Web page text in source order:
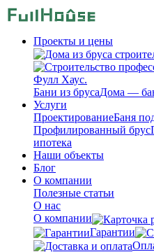
Проекты и цены
Бани из брусаДома —
Услуги
ПроектированиеБаня
Профилированный брус
ипотека
Наши объекты
Блог
О компании
Полезные статьи
О нас
О компании
Гарантии